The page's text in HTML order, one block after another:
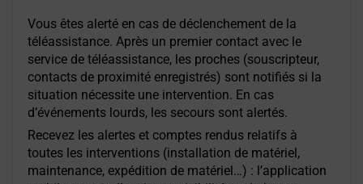
Vous êtes alerté en cas de déclenchement de la
téléassistance. Après un premier contact avec le
service de téléassistance, les proches (souscripteur,
contacts de proximité enregistrés) sont notifiés si la
situation nécessite une intervention. En cas
d’événements lourds, les secours sont alertés.
Recevez les alertes et comptes rendus relatifs à
toutes les interventions (installation de matériel,
maintenance, expédition de matériel…) : l’application